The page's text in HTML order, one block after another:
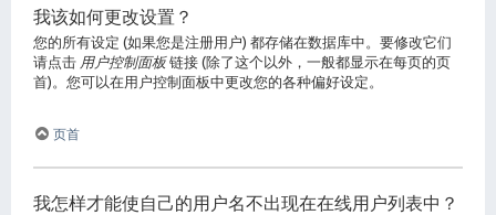
我该如何更改设置？
您的所有设定 (如果您是注册用户) 都存储在数据库中。要修改它们
请点击 用户控制面板链接 (除了这个以外，一般都显示在每页的页
首)。您可以在用户控制面板中更改您的各种偏好设定。
页首
我怎样才能使自己的用户名不出现在在线用户列表中？